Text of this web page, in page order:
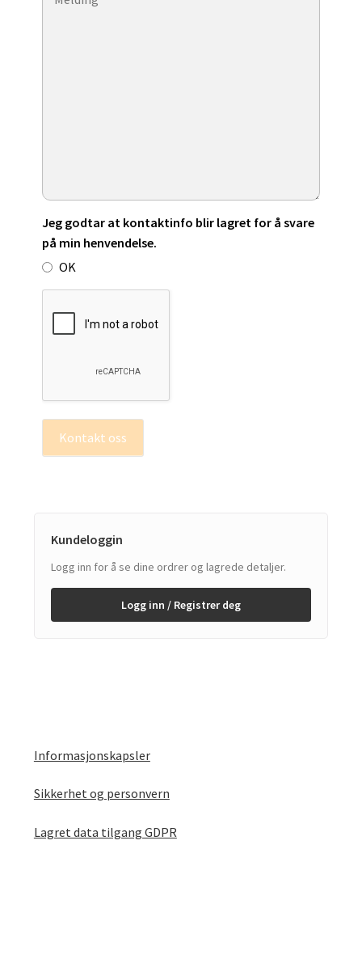
Jeg godtar at kontaktinfo blir lagret for å svare
på min henvendelse.
OK
Kontakt oss
Kundeloggin
Logg inn for å se dine ordrer og lagrede detaljer.
Logg inn / Registrer deg
Informasjonskapsler
Sikkerhet og personvern
Lagret data tilgang GDPR